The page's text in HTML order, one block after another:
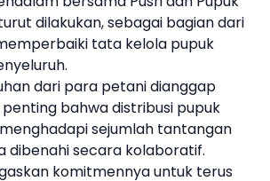
dilakukan, sebagai bagian dari
tata kelola pupuk
dari para petani dianggap
bahwa distribusi pupuk
sejumlah tantangan
dibenahi secara kolaboratif.
komitmennya untuk terus